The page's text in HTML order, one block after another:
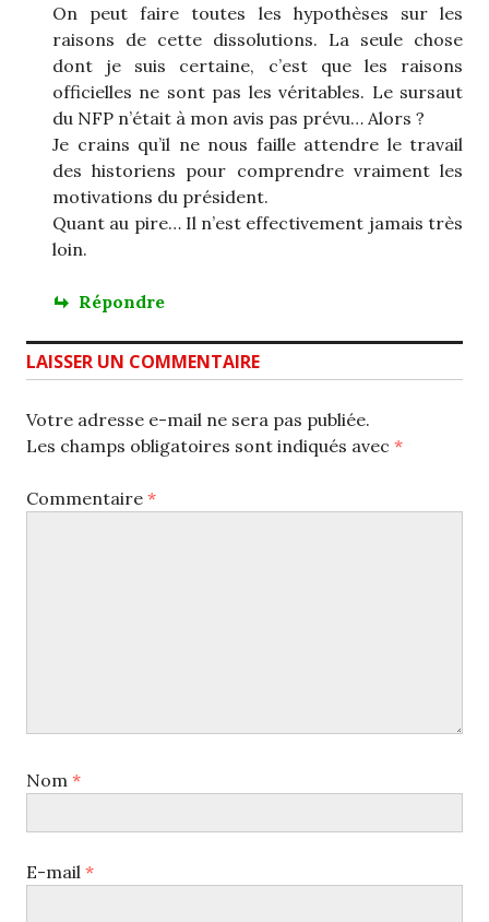
On peut faire toutes les hypothèses sur les
raisons de cette dissolutions. La seule chose
dont je suis certaine, c’est que les raisons
officielles ne sont pas les véritables. Le sursaut
du NFP n’était à mon avis pas prévu… Alors ?
Je crains qu’il ne nous faille attendre le travail
des historiens pour comprendre vraiment les
motivations du président.
Quant au pire… Il n’est effectivement jamais très
loin.
Répondre
LAISSER UN COMMENTAIRE
Votre adresse e-mail ne sera pas publiée.
Les champs obligatoires sont indiqués avec *
Commentaire *
Nom *
E-mail *